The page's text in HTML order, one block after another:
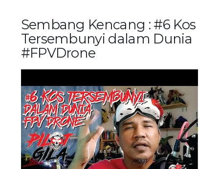
Sembang Kencang : #6 Kos
Tersembunyi dalam Dunia
#FPVDrone